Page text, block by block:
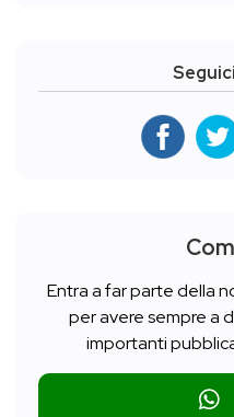
Entra a far parte della
per avere sempre a
importanti